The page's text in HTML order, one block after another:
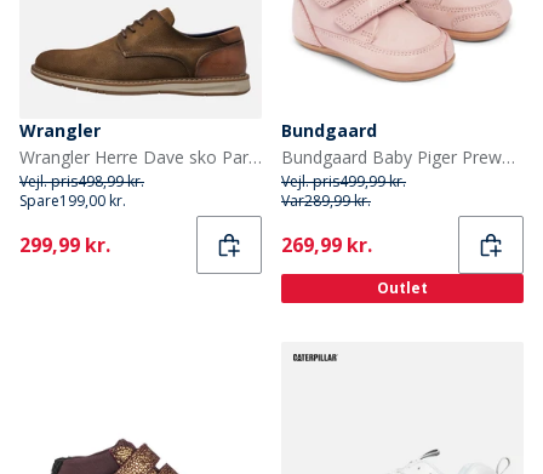
Wrangler
Wrangler Herre Dave sko Partridge
Vejl. pris498,99 kr.
Spare199,00 kr.
Current
299,99 kr.
Bundgaard
Bundgaard Baby Piger Prewalker II rem sko Old Rose Ws
Vejl. pris499,99 kr.
Var289,99 kr.
Current
269,99 kr.
Outlet